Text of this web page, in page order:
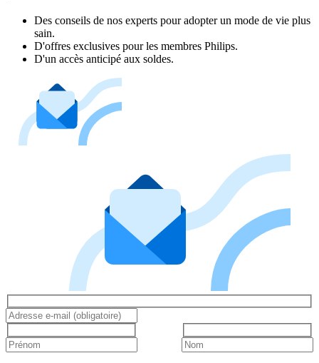
Des conseils de nos experts pour adopter un mode de vie plus
sain.
D'offres exclusives pour les membres Philips.
D'un accès anticipé aux soldes.